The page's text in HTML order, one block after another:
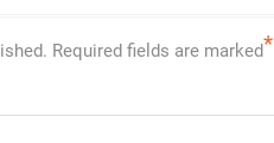
Required fields are marked*